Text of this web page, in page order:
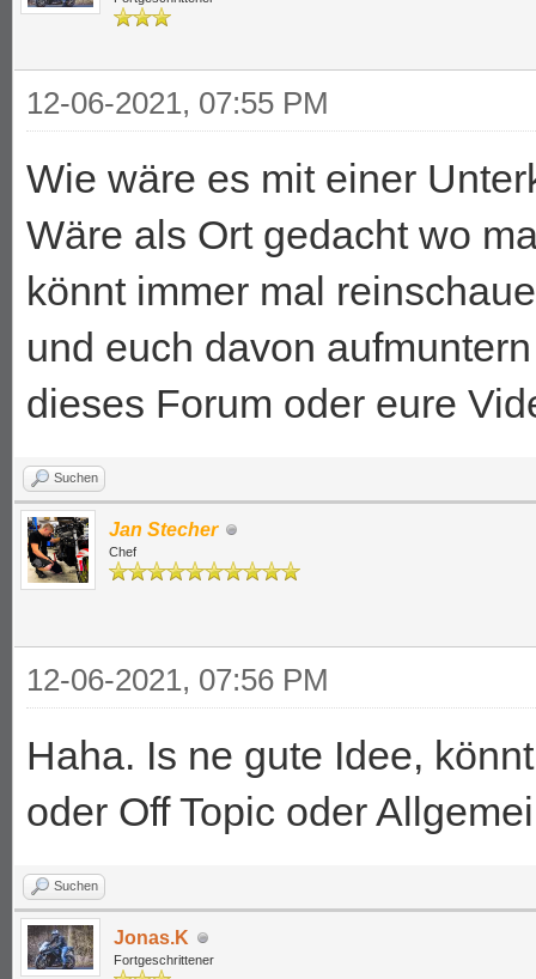
12-06-2021, 07:55 PM
Wie wäre es mit einer
Wäre als Ort gedacht wo
könnt immer mal
und euch davon
dieses Forum oder eure
Suchen
Jan Stecher
Chef
12-06-2021, 07:56 PM
Haha. Is ne gute Idee,
oder Off Topic oder
Suchen
Jonas.K
Fortgeschrittener